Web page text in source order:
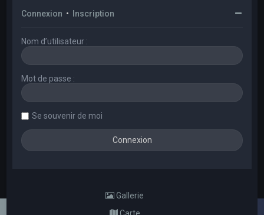
Connexion • Inscription
Nom d’utilisateur :
Mot de passe :
Se souvenir de moi
Gallerie
Carte